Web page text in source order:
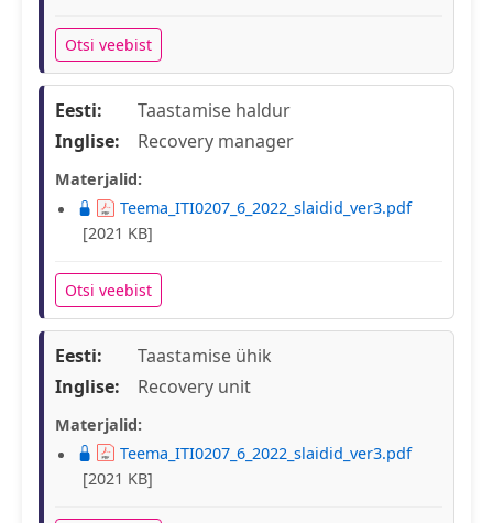
Otsi veebist
Eesti:
Taastamise haldur
Inglise:
Recovery manager
Materjalid:
Teema_ITI0207_6_2022_slaidid_ver3.pdf
[2021 KB]
Otsi veebist
Eesti:
Taastamise ühik
Inglise:
Recovery unit
Materjalid:
Teema_ITI0207_6_2022_slaidid_ver3.pdf
[2021 KB]